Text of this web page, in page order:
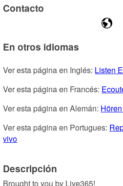
Contacto
En otros idiomas
Ver esta página en Inglés: Listen
Ver esta página en Francés:
Ver esta página en Alemán:
Ver esta página en Portugues:
vivo
Descripción
Brought to you by Live365!